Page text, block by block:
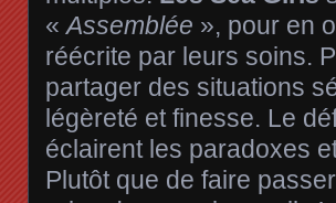
«Assemblée », pour en
réécrite par leurs soins.
partager des situations
légèreté et finesse. Le
éclairent les paradoxes
Plutôt que de faire